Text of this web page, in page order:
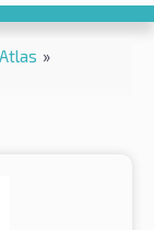
Atlas »